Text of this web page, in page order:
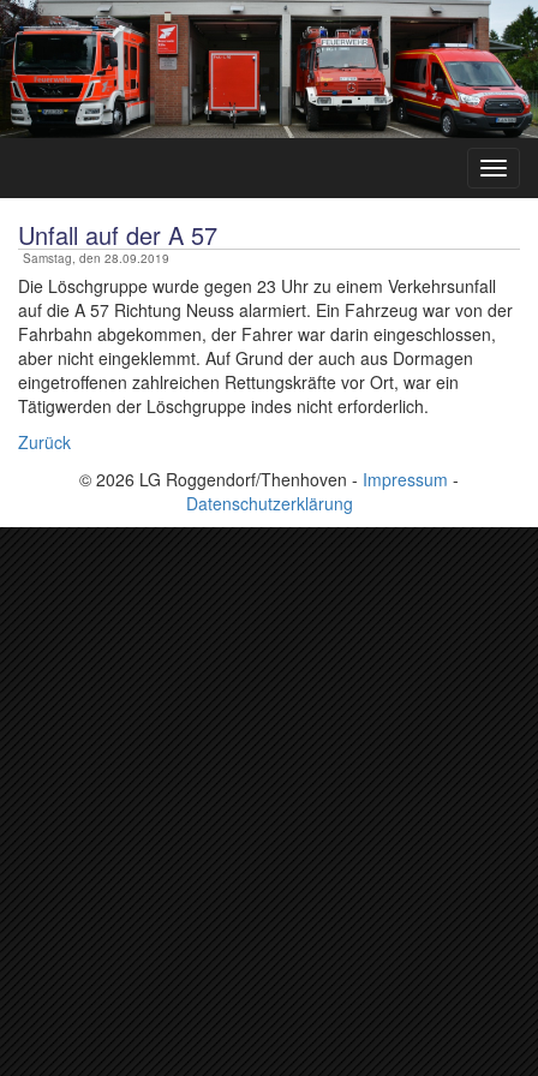
Unfall auf der A 57
Samstag, den 28.09.2019
Die Löschgruppe wurde gegen 23 Uhr zu einem Verkehrsunfall
auf die A 57 Richtung Neuss alarmiert. Ein Fahrzeug war von der
Fahrbahn abgekommen, der Fahrer war darin eingeschlossen,
aber nicht eingeklemmt. Auf Grund der auch aus Dormagen
eingetroffenen zahlreichen Rettungskräfte vor Ort, war ein
Tätigwerden der Löschgruppe indes nicht erforderlich.
Zurück
© 2026 LG Roggendorf/Thenhoven - Impressum -
Datenschutzerklärung